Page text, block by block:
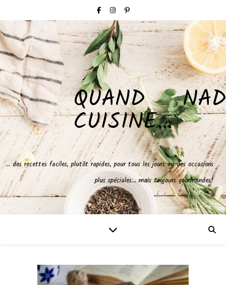
QUAND NAD
CUISINE…
… des recettes faciles, plutôt rapides, pour tous les jours ou des occasions
plus spéciales… mais toujours gourmandes!